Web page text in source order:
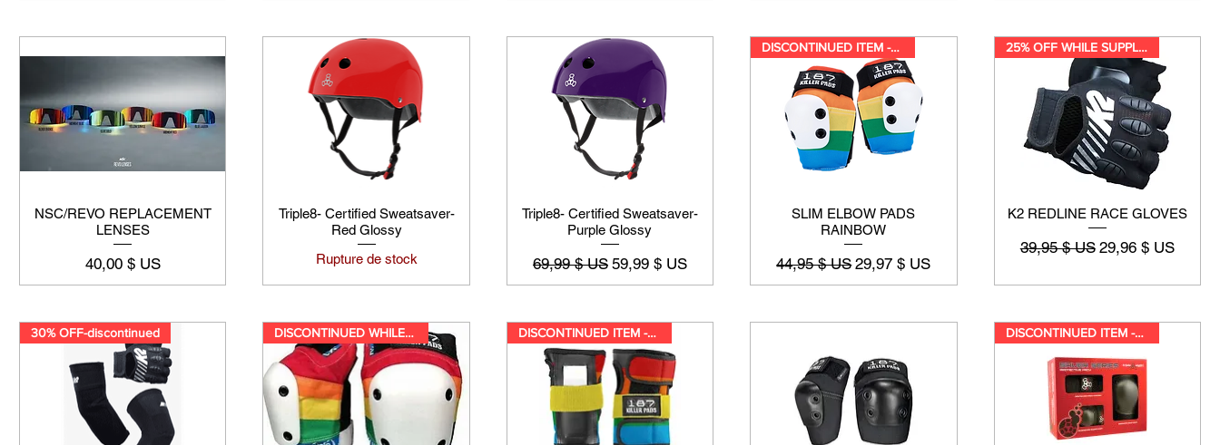
NSC/REVO REPLACEMENT
LENSES
Prix
40,00 $ US
Triple8- Certified Sweatsaver-
Red Glossy
Rupture de stock
Triple8- Certified Sweatsaver-
Purple Glossy
Prix original
69,99 $ US Prix promotionnel
59,99 $ US
DISCONTINUED ITEM -While suppl
SLIM ELBOW PADS
RAINBOW
Prix original
44,95 $ USPrix promotionnel
29,97 $ US
25% OFF WHILE SUPPLIES LAST
K2 REDLINE RACE GLOVES
Prix original
39,95 $ US Prix promotionnel
29,96 $ US
30% OFF-discontinued DISCONTINUED WHILE SUPPLIES LA DISCONTINUED ITEM -While suppl DISCONTINUED ITEM -While suppl